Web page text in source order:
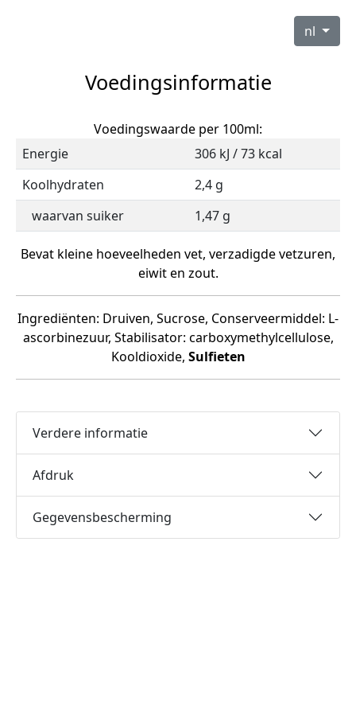
nl
Voedingsinformatie
Voedingswaarde per 100ml:
Energie
306 kJ / 73 kcal
Koolhydraten
2,4 g
waarvan suiker
1,47 g
Bevat kleine hoeveelheden vet, verzadigde vetzuren,
eiwit en zout.
Ingrediënten: Druiven, Sucrose, Conserveermiddel: L-
ascorbinezuur, Stabilisator: carboxymethylcellulose,
Kooldioxide, Sulfieten
Verdere informatie
Afdruk
Gegevensbescherming